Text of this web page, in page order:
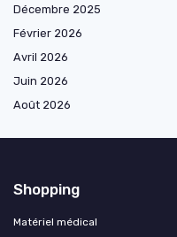
Décembre 2025
Février 2026
Avril 2026
Juin 2026
Août 2026
Shopping
Matériel médical